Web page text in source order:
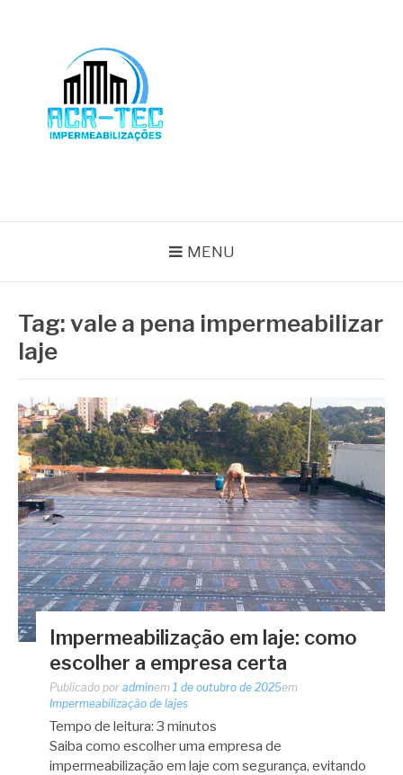
MENU
Tag:vale a pena impermeabilizar
laje
Impermeabilização em laje: como
escolher a empresa certa
Publicado por adminem 1 de outubro de 2025em
Impermeabilização de lajes
Tempo de leitura: 3 minutos
Saiba como escolher uma empresa de
impermeabilização em laje com segurança, evitando